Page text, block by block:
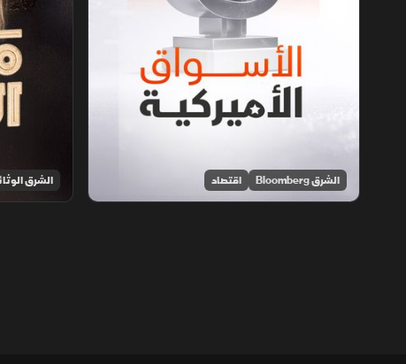
الشرق Bloomberg اقتصاد الشرق